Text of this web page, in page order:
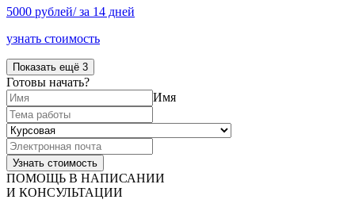
5000 рублей/ за 14 дней
узнать стоимость
Показать ещё 3
Готовы начать?
Имя
ПОМОЩЬ В НАПИСАНИИ
И КОНСУЛЬТАЦИИ